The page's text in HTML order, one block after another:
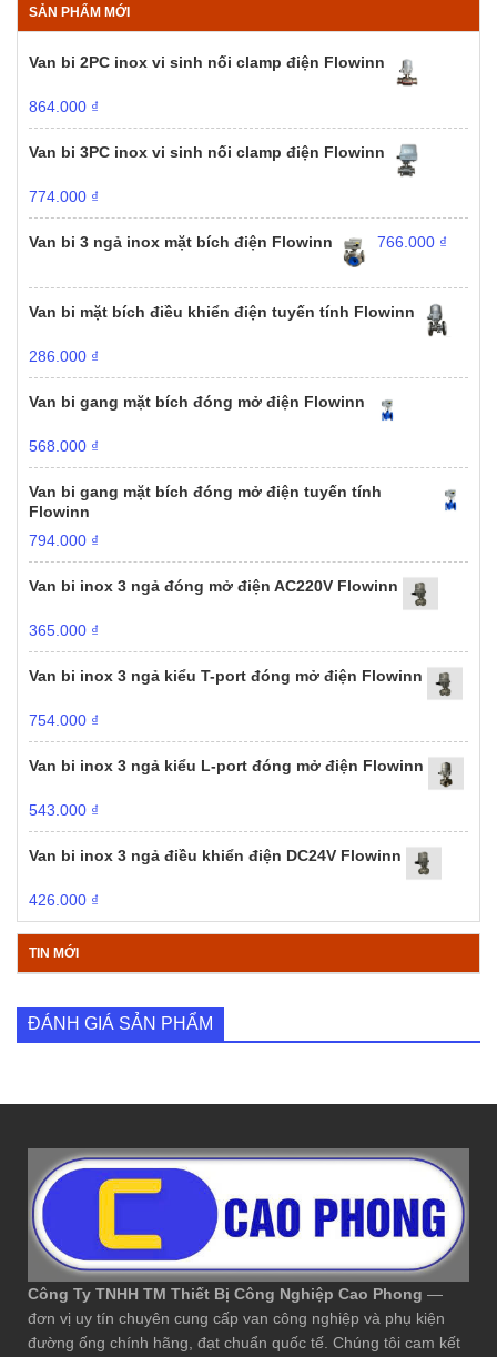
SẢN PHẨM MỚI
Van bi 2PC inox vi sinh nối clamp điện Flowinn
864.000 ₫
Van bi 3PC inox vi sinh nối clamp điện Flowinn
774.000 ₫
Van bi 3 ngả inox mặt bích điện Flowinn 766.000 ₫
Van bi mặt bích điều khiển điện tuyến tính Flowinn
286.000 ₫
Van bi gang mặt bích đóng mở điện Flowinn
568.000 ₫
Van bi gang mặt bích đóng mở điện tuyến tính
Flowinn
794.000 ₫
Van bi inox 3 ngả đóng mở điện AC220V Flowinn
365.000 ₫
Van bi inox 3 ngả kiểu T-port đóng mở điện Flowinn
754.000 ₫
Van bi inox 3 ngả kiểu L-port đóng mở điện Flowinn
543.000 ₫
Van bi inox 3 ngả điều khiển điện DC24V Flowinn
426.000 ₫
TIN MỚI
ĐÁNH GIÁ SẢN PHẨM
Công Ty TNHH TM Thiết Bị Công Nghiệp Cao Phong —
đơn vị uy tín chuyên cung cấp van công nghiệp và phụ kiện
đường ống chính hãng, đạt chuẩn quốc tế. Chúng tôi cam kết